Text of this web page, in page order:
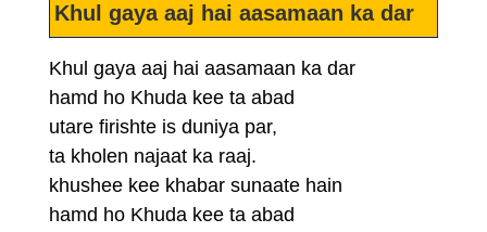
Khul gaya aaj hai aasamaan ka dar
Khul gaya aaj hai aasamaan ka dar
hamd ho Khuda kee ta abad
utare firishte is duniya par,
ta kholen najaat ka raaj.
khushee kee khabar sunaate hain
hamd ho Khuda kee ta abad